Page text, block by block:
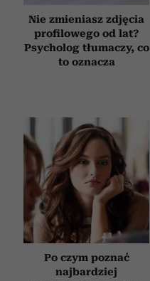
Nie zmieniasz zdjęcia
profilowego od lat?
Psycholog tłumaczy, co
to oznacza
Po czym poznać
najbardziej